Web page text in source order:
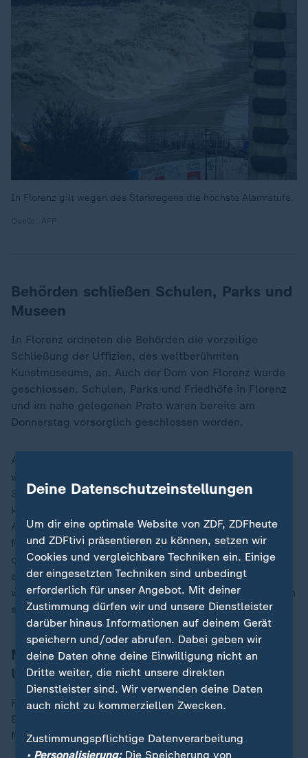
In Florenz gilt wegen des Starkregens die höchste Alarmstufe.
Behörden schließen Schulen, Parks und
Museen
In Florenz ordneten die Behörden die vorzeitige
Schließung der Uffizien, des weltberühmten
Kunstmuseums, an. Auch der Dom von Florenz wurde
geschlossen. Schulen, Parks und Friedhöfe in Florenz
und im nahe gelegenen Prato waren bereits am
Donnerstag vorsorglich geschlossen worden.
Auf einem von der Feuerwehr veröffentlichten Video
war zu sehen, dass Autos bei einem Wasserstand von
30 bis 50 Zentimetern nicht mehr weiterfahren
konnten. Am Vormittag wurde vorsorglich eine
Autobahn gesperrt. Regionalpräsident Giani rief die
Menschen auf, Keller zu meiden. Es wurde erwartet,
dass der durch Florenz und Pisa fließende Fluss Arno
am frühen Abend seinen höchsten Stand erreichen
würde. Giani erklärte, dass Schleusen geöffnet worden
seien, um den Wasserdruck zu verringern.
Meloni sichert Betroffenen
Unterstützung zu
Regierungschefin Giorgia Meloni sicherte den
Betroffenen die Unterstützung der Regierung zu.
Meloni schrieb auf X:
Deine Datenschutzeinstellungen
Um dir eine optimale Website von ZDF, ZDFheute
und ZDFtivi präsentieren zu können, setzen wir
Cookies und vergleichbare Techniken ein. Einige
der eingesetzten Techniken sind unbedingt
erforderlich für unser Angebot. Mit deiner
Zustimmung dürfen wir und unsere Dienstleister
darüber hinaus Informationen auf deinem Gerät
speichern und/oder abrufen. Dabei geben wir
deine Daten ohne deine Einwilligung nicht an
Dritte weiter, die nicht unsere direkten
Dienstleister sind. Wir verwenden deine Daten
auch nicht zu kommerziellen Zwecken.
Zustimmungspflichtige Datenverarbeitung
• Personalisierung:Die Speicherung von